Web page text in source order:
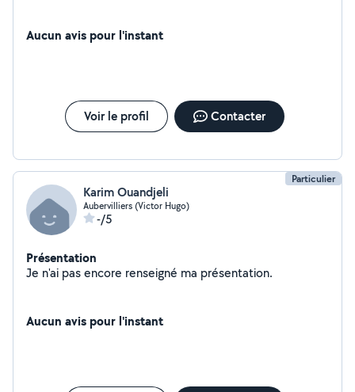
Aucun avis pour l'instant
Voir le profil Contacter
Particulier
Karim Ouandjeli
Aubervilliers (Victor Hugo)
-/5
Présentation
Je n'ai pas encore renseigné ma présentation.
Aucun avis pour l'instant